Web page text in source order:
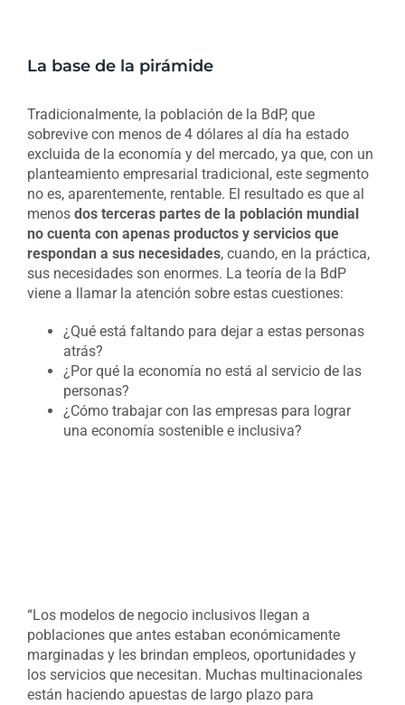
La base de la pirámide
Tradicionalmente, la población de la BdP, que
sobrevive con menos de 4 dólares al día ha estado
excluida de la economía y del mercado, ya que, con un
planteamiento empresarial tradicional, este segmento
no es, aparentemente, rentable. El resultado es que al
menos dos terceras partes de la población mundial
no cuenta con apenas productos y servicios que
respondan a sus necesidades, cuando, en la práctica,
sus necesidades son enormes. La teoría de la BdP
viene a llamar la atención sobre estas cuestiones:
¿Qué está faltando para dejar a estas personas
atrás?
¿Por qué la economía no está al servicio de las
personas?
¿Cómo trabajar con las empresas para lograr
una economía sostenible e inclusiva?
“Los modelos de negocio inclusivos llegan a
poblaciones que antes estaban económicamente
marginadas y les brindan empleos, oportunidades y
los servicios que necesitan. Muchas multinacionales
están haciendo apuestas de largo plazo para